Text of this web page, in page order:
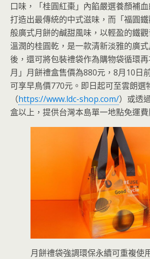
口味，「桂圓紅棗」內餡嚴選養顏補
打造出最傳統的中式滋味，而「福圓
般廣式月餅的鹹甜風味，以輕盈的鐵
溫潤的桂圓乾，是一款清新淡雅的廣
後，還可將包裝禮袋作為購物袋循環
月」月餅禮盒售價為880元，8月10日
可享早鳥價770元。即日起可至雲朗選
（https://www.ldc-shop.com/）或透
盒以上，提供台灣本島單一地點免運費
月餅禮袋強調環保永續可重複使